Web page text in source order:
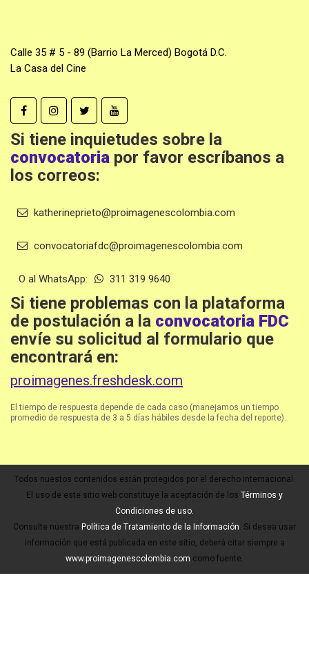
Calle 35 # 5 - 89 (Barrio La Merced) Bogotá D.C.
La Casa del Cine
Si tiene inquietudes sobre la
convocatoria por favor escríbanos a
los correos:
katherineprieto@proimagenescolombia.com
convocatoriafdc@proimagenescolombia.com
O al WhatsApp: 311 319 9640
Si tiene problemas con la plataforma
de postulación a la convocatoria FDC
envíe su solicitud al formulario que
encontrará en:
proimagenes.freshdesk.com
El tiempo de respuesta depende de cada caso (manejamos un tiempo
promedio de respuesta de 3 a 5 días hábiles desde la fecha del reporte).
Todos nuestos contenidos están protegidos por el derecho internacional.
El uso de este sitio web constituye la aceptación de los Términos y
Condiciones de uso.
Consulte nuestra Política de Tratamiento de la Información. Si desea usar
información que está publicada en este sitio, deberá citar siempre a
www.proimagenescolombia.com como fuente.